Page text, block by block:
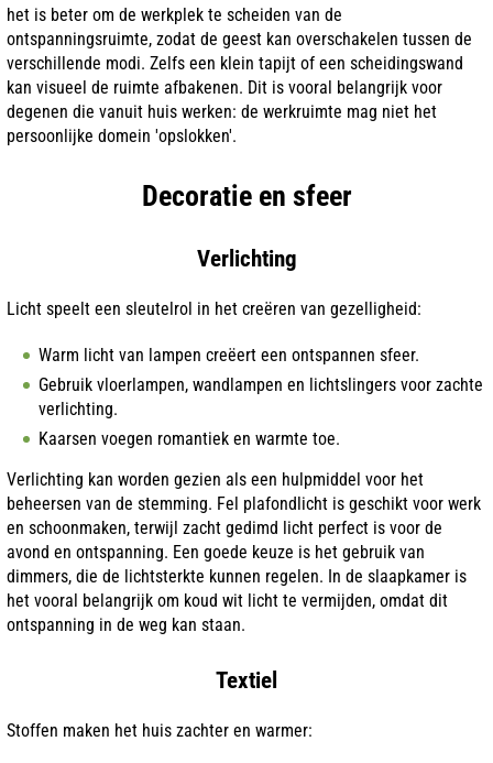
het is beter om de werkplek te scheiden van de
ontspanningsruimte, zodat de geest kan overschakelen tussen de
verschillende modi. Zelfs een klein tapijt of een scheidingswand
kan visueel de ruimte afbakenen. Dit is vooral belangrijk voor
degenen die vanuit huis werken: de werkruimte mag niet het
persoonlijke domein 'opslokken'.
Decoratie en sfeer
Verlichting
Licht speelt een sleutelrol in het creëren van gezelligheid:
Warm licht van lampen creëert een ontspannen sfeer.
Gebruik vloerlampen, wandlampen en lichtslingers voor zachte
verlichting.
Kaarsen voegen romantiek en warmte toe.
Verlichting kan worden gezien als een hulpmiddel voor het
beheersen van de stemming. Fel plafondlicht is geschikt voor werk
en schoonmaken, terwijl zacht gedimd licht perfect is voor de
avond en ontspanning. Een goede keuze is het gebruik van
dimmers, die de lichtsterkte kunnen regelen. In de slaapkamer is
het vooral belangrijk om koud wit licht te vermijden, omdat dit
ontspanning in de weg kan staan.
Textiel
Stoffen maken het huis zachter en warmer: